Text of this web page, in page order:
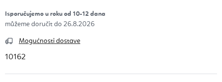
Isporučujemo u roku od 10-12 dana
26.8.2026
Mogućnosti dostave
10162